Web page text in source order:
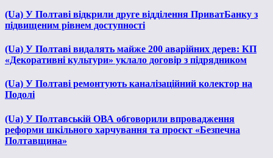
(Ua) У Полтаві відкрили друге відділення ПриватБанку з
підвищеним рівнем доступності
(Ua) У Полтаві видалять майже 200 аварійних дерев: КП
«Декоративні культури» уклало договір з підрядником
(Ua) У Полтаві ремонтують каналізаційний колектор на
Подолі
(Ua) У Полтавській ОВА обговорили впровадження
реформи шкільного харчування та проєкт «Безпечна
Полтавщина»